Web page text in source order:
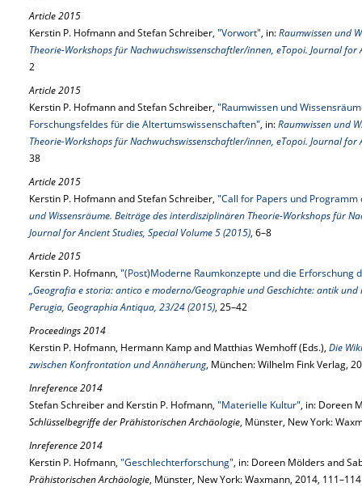
Article 2015
Kerstin P. Hofmann and Stefan Schreiber, "Vorwort", in:Raumwissen und
Theorie-Workshops für Nachwuchswissenschaftler/innen, eTopoi. Journal for
2
Article 2015
Kerstin P. Hofmann and Stefan Schreiber, "Raumwissen und
Forschungsfeldes für die Altertumswissenschaften", in:Raumwissen und
Theorie-Workshops für Nachwuchswissenschaftler/innen, eTopoi. Journal for
38
Article 2015
Kerstin P. Hofmann and Stefan Schreiber, "Call for Papers und
und Wissensräume. Beiträge des interdisziplinären Theorie-Workshops für
Journal for Ancient Studies, Special Volume 5 (2015), 6–8
Article 2015
Kerstin P. Hofmann, "(Post)Moderne Raumkonzepte und die Erforschung
„Geografia e storia: antico e moderno/Geographie und Geschichte: antik
Perugia, Geographia Antiqua, 23/24 (2015), 25–42
Proceedings 2014
Kerstin P. Hofmann, Hermann Kamp and Matthias Wemhoff (Eds.), Die
zwischen Konfrontation und Annäherung, München: Wilhelm Fink Verlag,
Inreference 2014
Stefan Schreiber and Kerstin P. Hofmann, "Materielle Kultur", in: Doreen
Schlüsselbegriffe der Prähistorischen Archäologie, Münster, New York:
Inreference 2014
Kerstin P. Hofmann, "Geschlechterforschung", in: Doreen Mölders and
Prähistorischen Archäologie, Münster, New York: Waxmann, 2014, 111–114